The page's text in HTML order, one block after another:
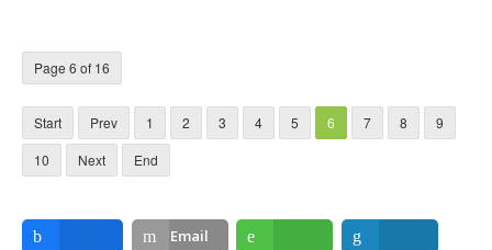
Page 6 of 16
Start Prev 1 2 3 4 5 6 7 8
9
10
Next End
Email